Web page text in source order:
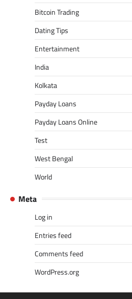
Bitcoin Trading
Dating Tips
Entertainment
India
Kolkata
Payday Loans
Payday Loans Online
Test
West Bengal
World
Meta
Log in
Entries feed
Comments feed
WordPress.org